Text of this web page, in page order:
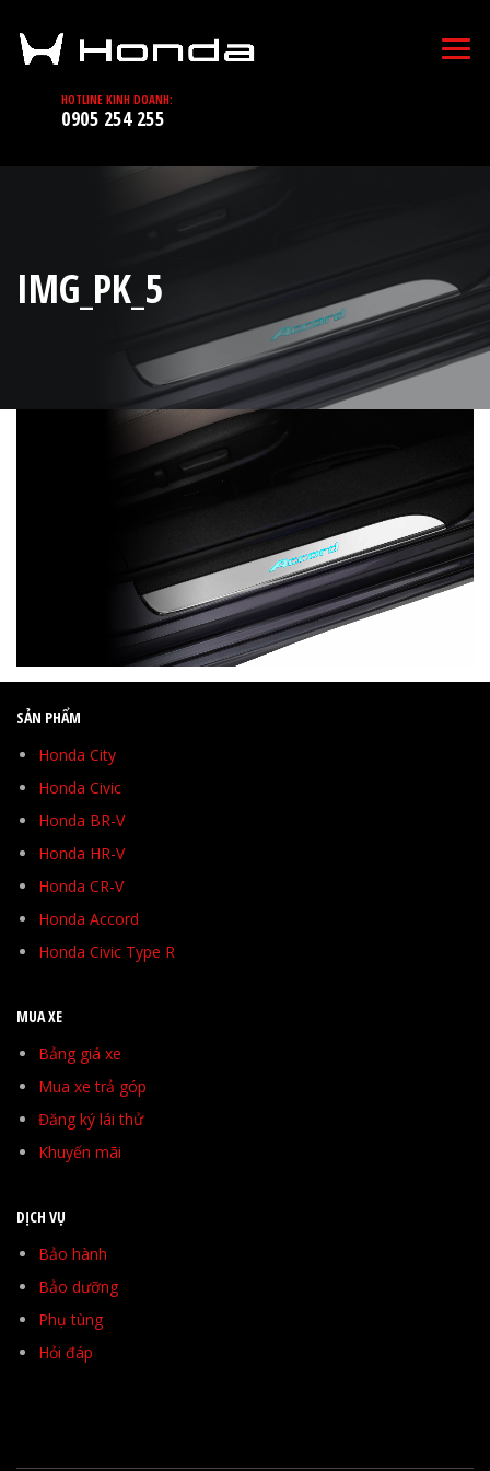
HOTLINE KINH DOANH:
0905 254 255
IMG_PK_5
SẢN PHẨM
Honda City
Honda Civic
Honda BR-V
Honda HR-V
Honda CR-V
Honda Accord
Honda Civic Type R
MUA XE
Bảng giá xe
Mua xe trả góp
Đăng ký lái thử
Khuyến mãi
DỊCH VỤ
Bảo hành
Bảo dưỡng
Phụ tùng
Hỏi đáp